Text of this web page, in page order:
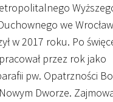
we
w 2017 roku. Po
przez rok jako
pw. Opatrzności
Dworze.